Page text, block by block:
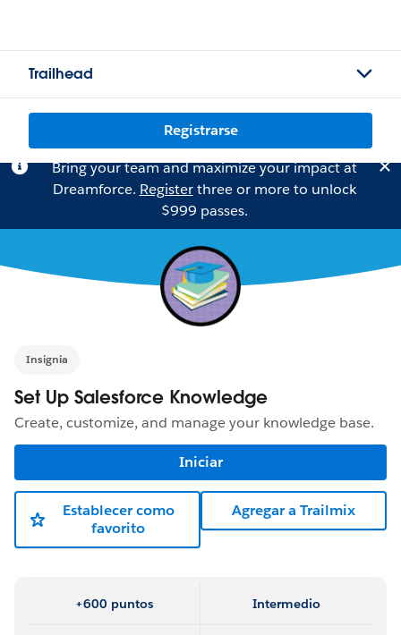
Trailhead
Registrarse
Bring your team and maximize your impact at
Dreamforce. Registerthree or more to unlock
$999 passes.
Insignia
Set Up Salesforce Knowledge
Create, customize, and manage your knowledge base.
Iniciar
Establecer como
favorito
Agregar a Trailmix
+600 puntos Intermedio